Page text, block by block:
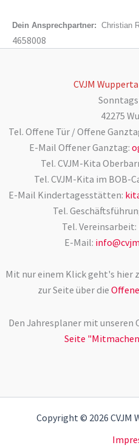
Dein Ansprechpartner: Christian
4658008
CVJM
42275
Tel. Offene Tür / Offene
E-Mail Offener Ganztag:
Tel. CVJM-Kita
Tel. CVJM-Kita im BOB-
E-Mail Kindertagesstätten:
Tel.
Tel. Vereinsarbeit:
E-Mail:
Mit nur einem Klick geht's hier
zur Seite über die
Den Jahresplaner mit unseren
Seite
Copyright © 2026